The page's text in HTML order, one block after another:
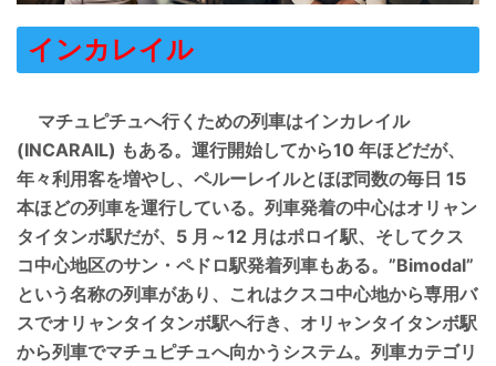
インカレイル
マチュピチュへ行くための列車はインカレイル
(INCARAIL) もある。運行開始してから10 年ほどだが、
年々利用客を増やし、ペルーレイルとほぼ同数の毎日 15
本ほどの列車を運行している。列車発着の中心はオリャン
タイタンボ駅だが、5 月～12 月はポロイ駅、そしてクス
コ中心地区のサン・ペドロ駅発着列車もある。”Bimodal”
という名称の列車があり、これはクスコ中心地から専用バ
スでオリャンタイタンボ駅へ行き、オリャンタイタンボ駅
から列車でマチュピチュへ向かうシステム。列車カテゴリ